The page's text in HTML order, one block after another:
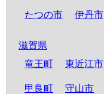
たつの市 伊丹市
滋賀県
竜王町
東近江市
甲良町 守山市